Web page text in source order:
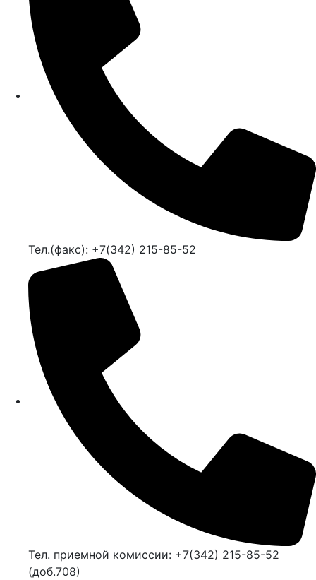
Тел.(факс): +7(342) 215-85-52
Тел. приемной комиссии: +7(342) 215-85-52
(доб.708)